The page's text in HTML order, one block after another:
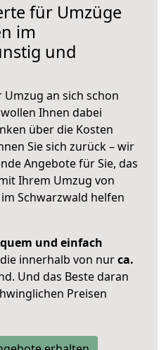
für Umzüge
im
und
an sich schon
Ihnen dabei
über die Kosten
Sie sich zurück – wir
Angebote für Sie, das
Ihrem Umzug von
Schwarzwald helfen
und einfach
innerhalb von nurca.
Und das Beste daran
Preisen